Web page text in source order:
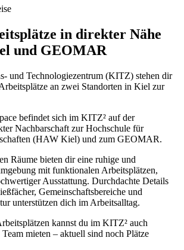
in direkter Nähe
und GEOMAR
und Technologiezentrum (KITZ) stehen dir
an zwei Standorten in Kiel zur
befindet sich im KITZ² auf der
Nachbarschaft zur Hochschule für
(HAW Kiel) und zum GEOMAR.
Räume bieten dir eine ruhige und
mit funktionalen Arbeitsplätzen,
Ausstattung. Durchdachte Details
Gemeinschaftsbereiche und
unterstützen dich im Arbeitsalltag.
kannst du im KITZ² auch
mieten – aktuell sind noch Plätze